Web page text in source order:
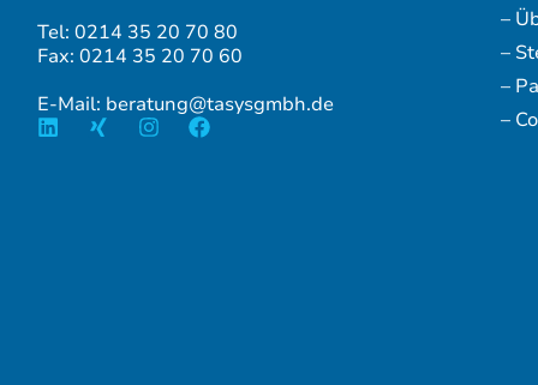
Tel: 0214 35 20 70 80
Fax: 0214 35 20 70 60
E-Mail: beratung@tasysgmbh.de
–
–
–
–